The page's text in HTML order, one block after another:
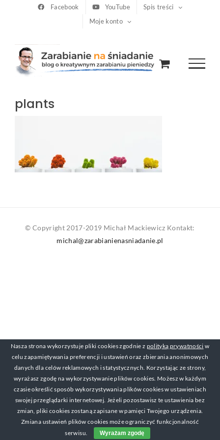
Facebook YouTube
Spis treści
Moje konto
plants
© Copyright 2017-2019 Michał Mackiewicz Kontakt:
michal@zarabianienasniadanie.pl
Nasza strona wykorzystuje pliki cookies zgodnie z polityką prywatności w
celu zapamiętywania preferencji i ustawień oraz zbierania anonimowych
danych dla celów reklamowych i statystycznych. Korzystając ze strony,
wyrażasz zgodę na wykorzystywanie plików cookies. Możesz w każdym
czasie określić sposób wykorzystywania plików cookies w ustawieniach
swojej przeglądarki internetowej. Jeżeli pozostawisz te ustawienia bez
zmian, pliki cookies zostaną zapisane w pamięci Twojego urządzenia.
Zmiana ustawień plików cookies może ograniczyć funkcjonalność
serwisu.
Wyrażam zgodę